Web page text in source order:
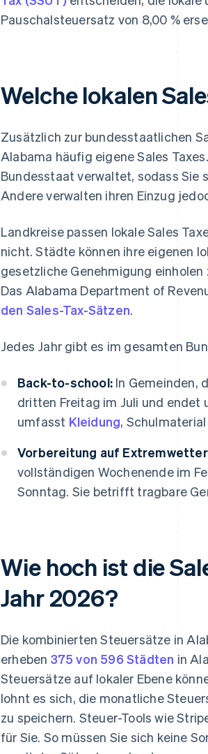
Pauschalsteuersatz von 8,00 %
Welche lokalen
Zusätzlich zur bundesstaatlichen
Alabama häufig eigene Sales
Bundesstaat verwaltet, sodass Sie
Andere verwalten ihren Einzug
Landkreise passen lokale Sales
nicht. Städte können ihre eigenen
gesetzliche Genehmigung einholen
Das Alabama Department of
den Sales-Tax-Sätzen.
Jedes Jahr gibt es im gesamten
Back-to-school: In Gemeinden,
dritten Freitag im Juli und
umfasst Kleidung,
Vorbereitung auf
vollständigen Wochenende im
Sonntag. Sie betrifft tragbare
Wie hoch ist die
Jahr 2026?
Die kombinierten Steuersätze in
erheben 375 von 596 Städten in
Steuersätze auf lokaler Ebene
lohnt es sich, die monatliche
zu speichern. Steuer-Tools wie
für Sie. So müssen Sie sich keine